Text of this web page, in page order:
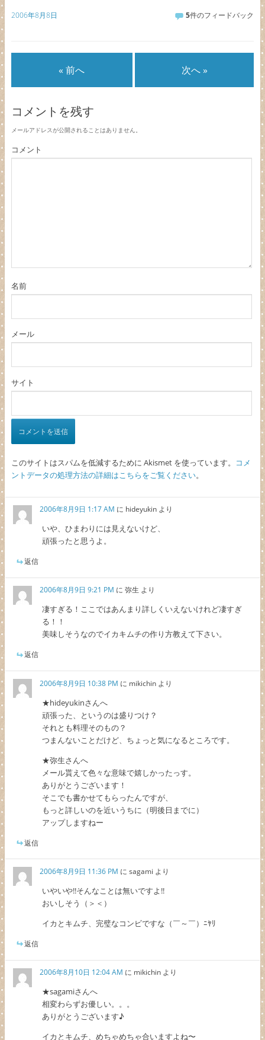
2006年8月8日 5件のフィードバック
« 前へ 次へ »
コメントを残す
メールアドレスが公開されることはありません。
コメント
名前
メール
サイト
このサイトはスパムを低減するために Akismet を使っています。
コメ
ントデータの処理方法の詳細はこちらをご覧ください。
2006年8月9日 1:17 AM に hideyukin より
いや、ひまわりには見えないけど、
頑張ったと思うよ。
返信
2006年8月9日 9:21 PM に弥生 より
凄すぎる！ここではあんまり詳しくいえないけれど凄すぎ
る！！
美味しそうなのでイカキムチの作り方教えて下さい。
返信
2006年8月9日 10:38 PM に mikichin より
★hideyukinさんへ
頑張った、というのは盛りつけ？
それとも料理そのもの？
つまんないことだけど、ちょっと気になるところです。
★弥生さんへ
メール貰えて色々な意味で嬉しかったっす。
ありがとうございます！
そこでも書かせてもらったんですが、
もっと詳しいのを近いうちに（明後日までに）
アップしますねー
返信
2006年8月9日 11:36 PM にsagami より
いやいや!!そんなことは無いですよ!!
おいしそう（＞＜）
イカとキムチ、完璧なコンビですな（￣～￣）ﾆﾔﾘ
返信
2006年8月10日 12:04 AM に mikichin より
★sagamiさんへ
相変わらずお優しい。。。
ありがとうございます♪
イカとキムチ、めちゃめちゃ合いますよね〜